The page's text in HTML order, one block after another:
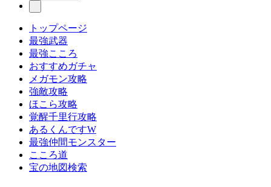
トップページ
最強武器
最強こころ
おすすめガチャ
メガモン攻略
強敵攻略
ほこら攻略
覚醒千里行攻略
あるくんですW
最強仲間モンスター
こころ道
宝の地図検索